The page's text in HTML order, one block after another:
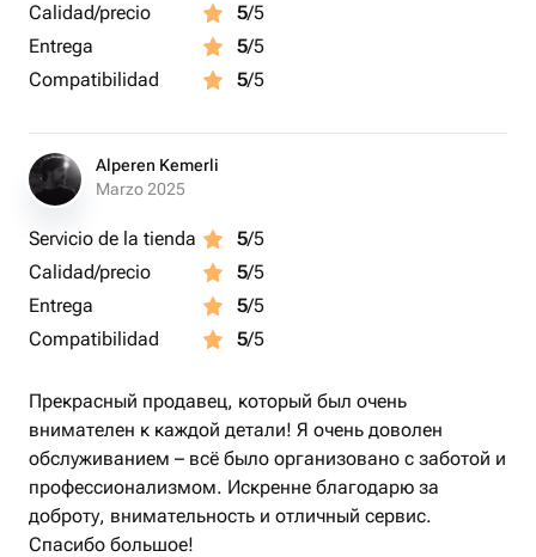
Calidad/precio
5/5
Entrega
5/5
Compatibilidad
5/5
Alperen Kemerli
Marzo 2025
Servicio de la tienda 5/5
Calidad/precio
5/5
Entrega
5/5
Compatibilidad
5/5
Прекрасный продавец, который был очень
внимателен к каждой детали! Я очень доволен
обслуживанием – всё было организовано с заботой и
профессионализмом. Искренне благодарю за
доброту, внимательность и отличный сервис.
Спасибо большое!